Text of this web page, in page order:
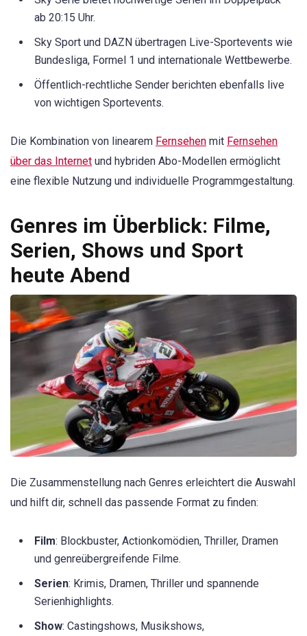
ab 20:15 Uhr.
Sky Sport und DAZN übertragen Live-Sportevents wie
Bundesliga, Formel 1 und internationale Wettbewerbe.
Öffentlich-rechtliche Sender berichten ebenfalls live
von wichtigen Sportevents.
Die Kombination von linearem Fernsehen mit Fernsehen
über das Internet und hybriden Abo-Modellen ermöglicht
eine flexible Nutzung und individuelle Programmgestaltung.
Genres im Überblick: Filme,
Serien, Shows und Sport
heute Abend
Die Zusammenstellung nach Genres erleichtert die Auswahl
und hilft dir, schnell das passende Format zu finden:
Film: Blockbuster, Actionkomödien, Thriller, Dramen
und genreübergreifende Filme.
Serien: Krimis, Dramen, Thriller und spannende
Serienhighlights.
Show: Castingshows, Musikshows,